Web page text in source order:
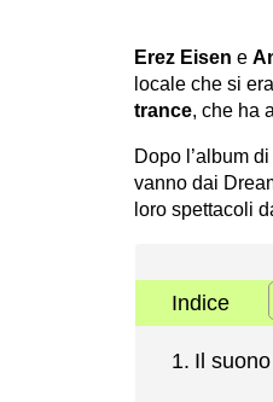
Erez Eisen e
locale che si
trance, che ha
Dopo l’album
vanno dai
loro spettacoli
Indice
Il